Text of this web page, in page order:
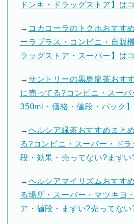
ドンキ・ドラッグストア】は
→ コカコーラのトクホおすす
ーラプラス・コンビニ・自販
ラッグストア・スーパー】は
→ サントリーの黒烏龍茶おす
に売ってる?コンビニ・スーパ
350ml・価格・値段・パック
→ ヘルシア緑茶おすすめまと
る?コンビニ・スーパー・ド
段・効果・売ってない?まずい
→ ヘルシアマイリズムおすす
る場所・スーパー・マツキヨ
ア・値段・まずい?売ってない